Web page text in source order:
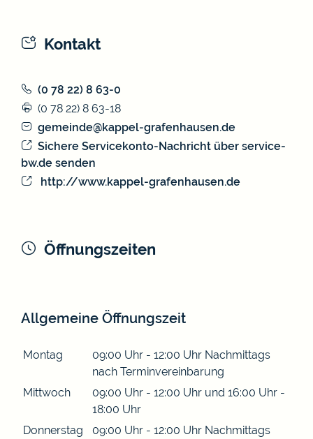
Kontakt
(0 78 22) 8 63-0
(0 78 22) 8 63-18
gemeinde@kappel-grafenhausen.de
Sichere Servicekonto-Nachricht über service-
bw.de senden
http://www.kappel-grafenhausen.de
Öffnungszeiten
Allgemeine Öffnungszeit
Montag 09:00 Uhr - 12:00 Uhr Nachmittags
nach Terminvereinbarung
Mittwoch
09:00 Uhr - 12:00 Uhr und 16:00 Uhr -
18:00 Uhr
Donnerstag
09:00 Uhr - 12:00 Uhr Nachmittags